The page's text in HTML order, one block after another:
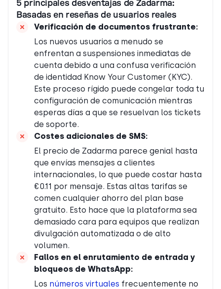
5 principales desventajas de Zadarma:
Basadas en reseñas de usuarios reales
Verificación de documentos frustrante:
Los nuevos usuarios a menudo se
enfrentan a suspensiones inmediatas de
cuenta debido a una confusa verificación
de identidad Know Your Customer (KYC).
Este proceso rígido puede congelar toda tu
configuración de comunicación mientras
esperas días a que se resuelvan los tickets
de soporte.
Costes adicionales de SMS:
El precio de Zadarma parece genial hasta
que envías mensajes a clientes
internacionales, lo que puede costar hasta
€0.11 por mensaje. Estas altas tarifas se
comen cualquier ahorro del plan base
gratuito. Esto hace que la plataforma sea
demasiado cara para equipos que realizan
divulgación automatizada o de alto
volumen.
Fallos en el enrutamiento de entrada y
bloqueos de WhatsApp:
Los números virtuales frecuentemente no